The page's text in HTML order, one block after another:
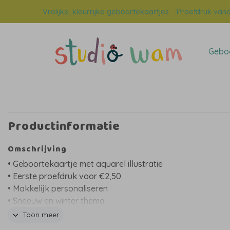
Vrolijke, kleurrijke geboortekaartjes Proefdruk
Productinformatie
Omschrijving
• Geboortekaartje met aquarel illustratie
• Eerste proefdruk voor €2,50
• Makkelijk personaliseren
• Sneeuw en winter thema
• Zilverfolie elementen
Toon meer